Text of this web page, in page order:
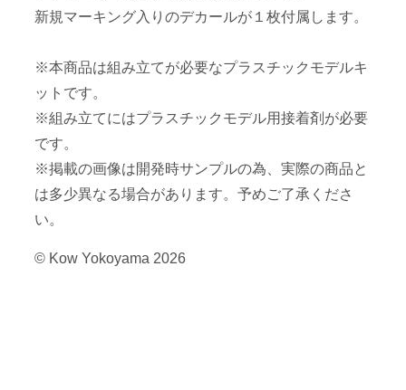
新規マーキング入りのデカールが１枚付属します。
※本商品は組み立てが必要なプラスチックモデルキ
ットです。
※組み立てにはプラスチックモデル用接着剤が必要
です。
※掲載の画像は開発時サンプルの為、実際の商品と
は多少異なる場合があります。予めご了承くださ
い。
© Kow Yokoyama 2026